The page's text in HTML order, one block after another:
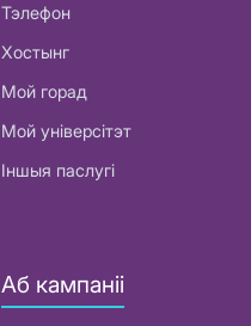
Тэлефон
Хостынг
Мой горад
Мой універсітэт
Іншыя паслугі
Аб кампаніі